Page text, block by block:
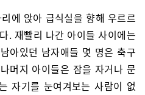
에 앉아 급식실을 향해 우르르
. 재빨리 나간 아이들 사이에는
아있던 남자애들 몇 명은 축구
머지 아이들은 잠을 자거나 문
자기를 눈여겨보는 사람이 없